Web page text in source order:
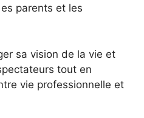
parents et les
sa vision de la vie et
tout en
vie professionnelle et